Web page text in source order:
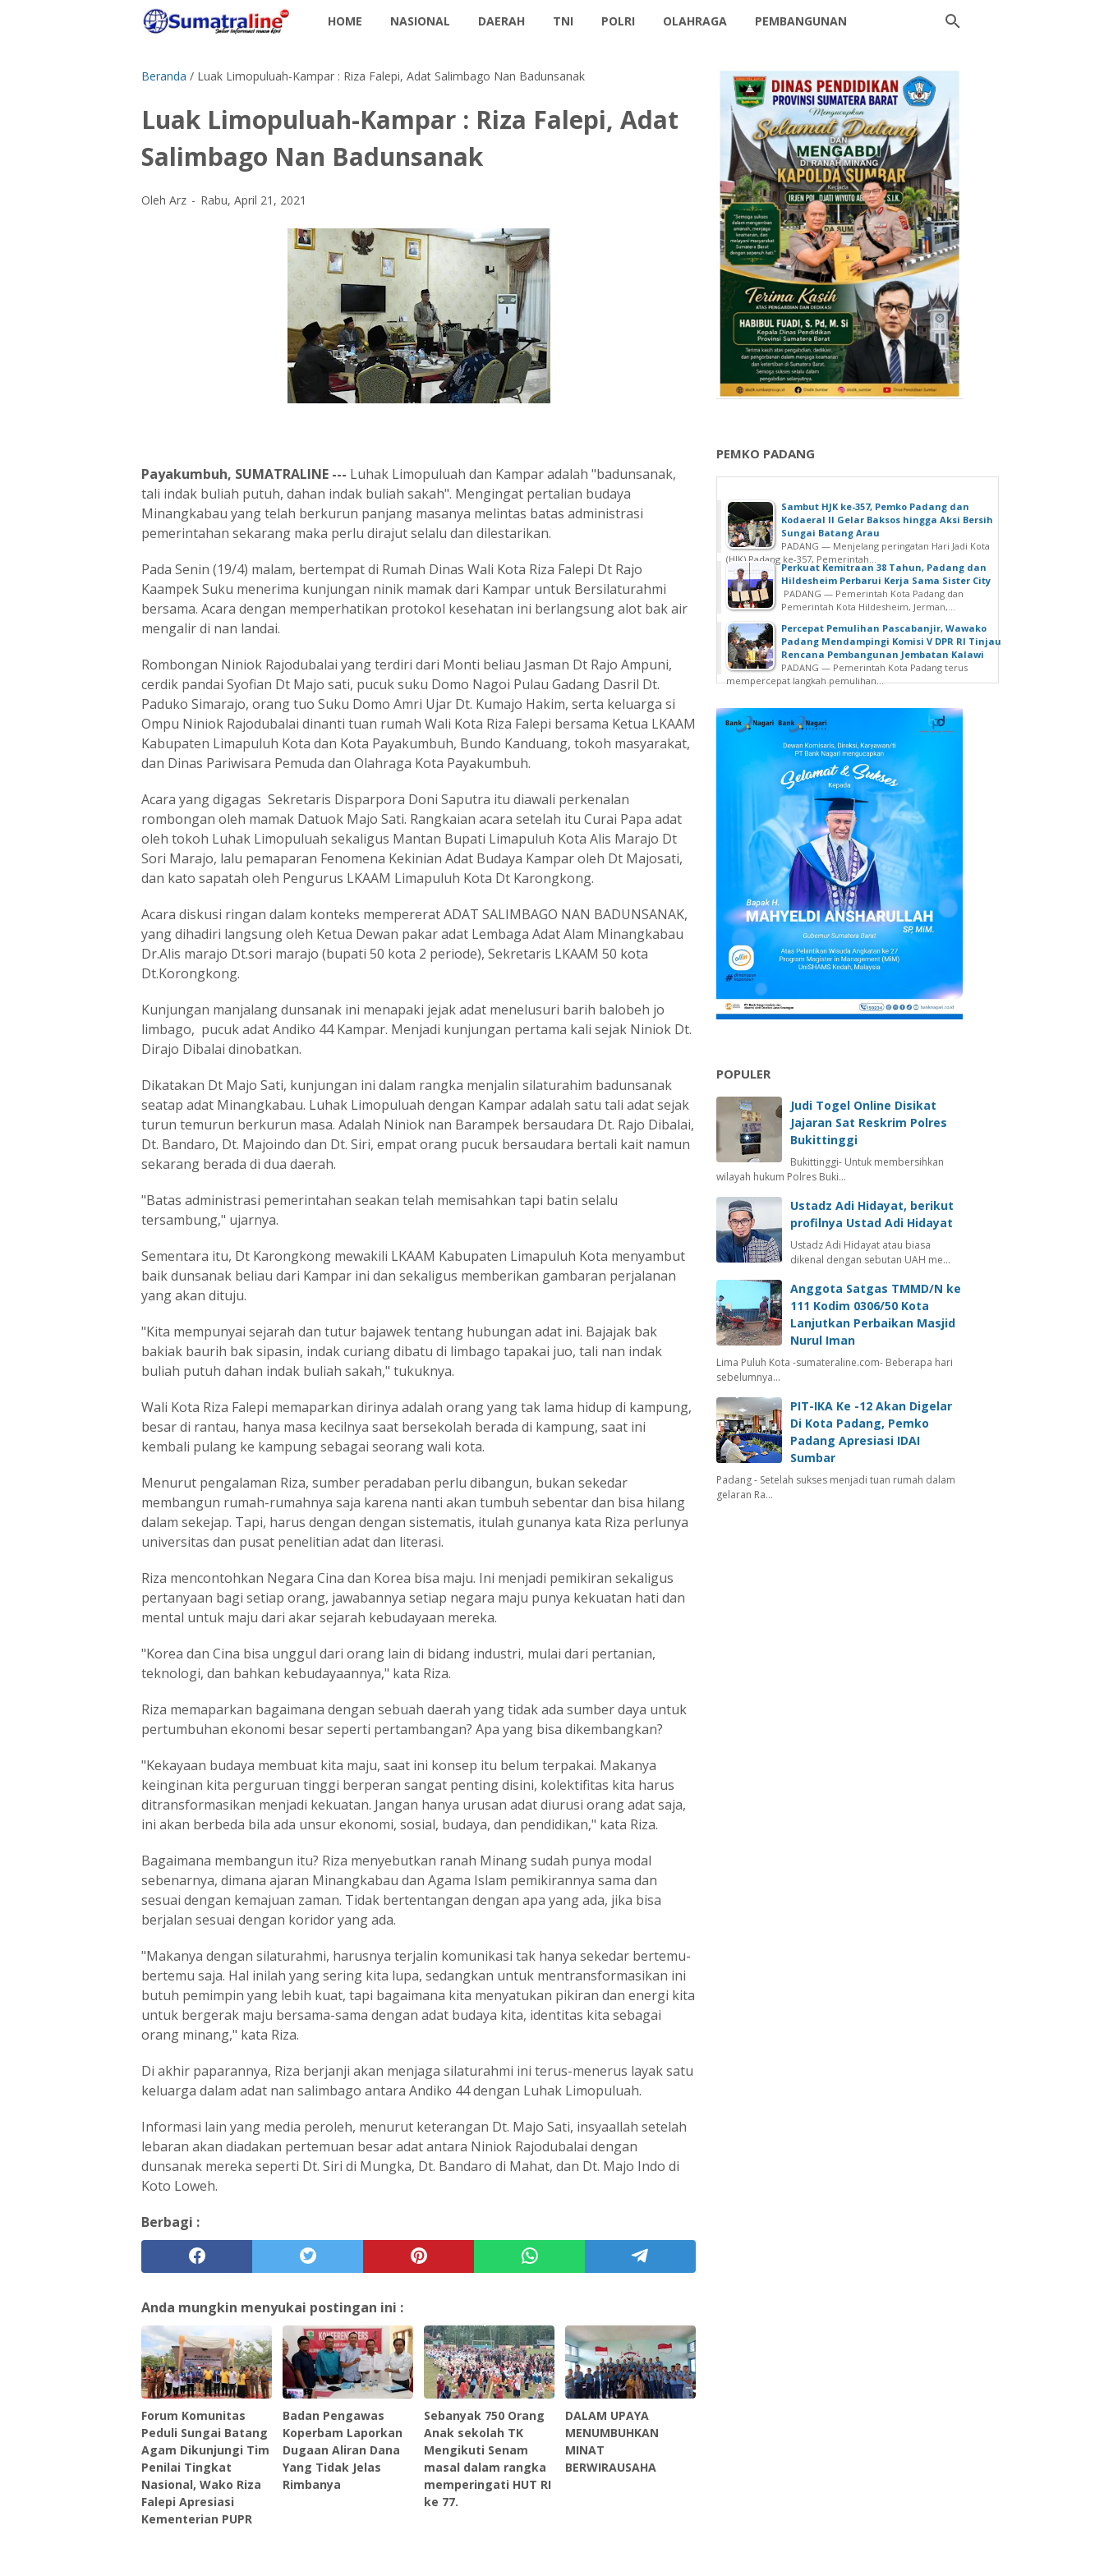
HOME NASIONAL DAERAH TNI POLRI OLAHRAGA PEMBANGUNAN
Beranda / Luak Limopuluah-Kampar : Riza Falepi, Adat Salimbago Nan Badunsanak
Luak Limopuluah-Kampar : Riza Falepi, Adat
Salimbago Nan Badunsanak
Oleh Arz Rabu, April 21, 2021
Payakumbuh, SUMATRALINE --- Luhak Limopuluah dan Kampar adalah "badunsanak,
tali indak buliah putuh, dahan indak buliah sakah". Mengingat pertalian budaya
Minangkabau yang telah berkurun panjang masanya melintas batas administrasi
pemerintahan sekarang maka perlu dirajut selalu dan dilestarikan.
Pada Senin (19/4) malam, bertempat di Rumah Dinas Wali Kota Riza Falepi Dt Rajo
Kaampek Suku menerima kunjungan ninik mamak dari Kampar untuk Bersilaturahmi
bersama. Acara dengan memperhatikan protokol kesehatan ini berlangsung alot bak air
mengalir di nan landai.
Rombongan Niniok Rajodubalai yang terdiri dari Monti beliau Jasman Dt Rajo Ampuni,
cerdik pandai Syofian Dt Majo sati, pucuk suku Domo Nagoi Pulau Gadang Dasril Dt.
Paduko Simarajo, orang tuo Suku Domo Amri Ujar Dt. Kumajo Hakim, serta keluarga si
Ompu Niniok Rajodubalai dinanti tuan rumah Wali Kota Riza Falepi bersama Ketua LKAAM
Kabupaten Limapuluh Kota dan Kota Payakumbuh, Bundo Kanduang, tokoh masyarakat,
dan Dinas Pariwisara Pemuda dan Olahraga Kota Payakumbuh.
Acara yang digagas Sekretaris Disparpora Doni Saputra itu diawali perkenalan
rombongan oleh mamak Datuok Majo Sati. Rangkaian acara setelah itu Curai Papa adat
oleh tokoh Luhak Limopuluah sekaligus Mantan Bupati Limapuluh Kota Alis Marajo Dt
Sori Marajo, lalu pemaparan Fenomena Kekinian Adat Budaya Kampar oleh Dt Majosati,
dan kato sapatah oleh Pengurus LKAAM Limapuluh Kota Dt Karongkong.
Acara diskusi ringan dalam konteks mempererat ADAT SALIMBAGO NAN BADUNSANAK,
yang dihadiri langsung oleh Ketua Dewan pakar adat Lembaga Adat Alam Minangkabau
Dr.Alis marajo Dt.sori marajo (bupati 50 kota 2 periode), Sekretaris LKAAM 50 kota
Dt.Korongkong.
Kunjungan manjalang dunsanak ini menapaki jejak adat menelusuri barih balobeh jo
limbago, pucuk adat Andiko 44 Kampar. Menjadi kunjungan pertama kali sejak Niniok Dt.
Dirajo Dibalai dinobatkan.
Dikatakan Dt Majo Sati, kunjungan ini dalam rangka menjalin silaturahim badunsanak
seatap adat Minangkabau. Luhak Limopuluah dengan Kampar adalah satu tali adat sejak
turun temurun berkurun masa. Adalah Niniok nan Barampek bersaudara Dt. Rajo Dibalai,
Dt. Bandaro, Dt. Majoindo dan Dt. Siri, empat orang pucuk bersaudara bertali kait namun
sekarang berada di dua daerah.
"Batas administrasi pemerintahan seakan telah memisahkan tapi batin selalu
tersambung," ujarnya.
Sementara itu, Dt Karongkong mewakili LKAAM Kabupaten Limapuluh Kota menyambut
baik dunsanak beliau dari Kampar ini dan sekaligus memberikan gambaran perjalanan
yang akan dituju.
"Kita mempunyai sejarah dan tutur bajawek tentang hubungan adat ini. Bajajak bak
bakiak baurih bak sipasin, indak curiang dibatu di limbago tapakai juo, tali nan indak
buliah putuh dahan indak buliah sakah," tukuknya.
Wali Kota Riza Falepi memaparkan dirinya adalah orang yang tak lama hidup di kampung,
besar di rantau, hanya masa kecilnya saat bersekolah berada di kampung, saat ini
kembali pulang ke kampung sebagai seorang wali kota.
Menurut pengalaman Riza, sumber peradaban perlu dibangun, bukan sekedar
membangun rumah-rumahnya saja karena nanti akan tumbuh sebentar dan bisa hilang
dalam sekejap. Tapi, harus dengan dengan sistematis, itulah gunanya kata Riza perlunya
universitas dan pusat penelitian adat dan literasi.
Riza mencontohkan Negara Cina dan Korea bisa maju. Ini menjadi pemikiran sekaligus
pertanyaan bagi setiap orang, jawabannya setiap negara maju punya kekuatan hati dan
mental untuk maju dari akar sejarah kebudayaan mereka.
"Korea dan Cina bisa unggul dari orang lain di bidang industri, mulai dari pertanian,
teknologi, dan bahkan kebudayaannya," kata Riza.
Riza memaparkan bagaimana dengan sebuah daerah yang tidak ada sumber daya untuk
pertumbuhan ekonomi besar seperti pertambangan? Apa yang bisa dikembangkan?
"Kekayaan budaya membuat kita maju, saat ini konsep itu belum terpakai. Makanya
keinginan kita perguruan tinggi berperan sangat penting disini, kolektifitas kita harus
ditransformasikan menjadi kekuatan. Jangan hanya urusan adat diurusi orang adat saja,
ini akan berbeda bila ada unsur ekonomi, sosial, budaya, dan pendidikan," kata Riza.
Bagaimana membangun itu? Riza menyebutkan ranah Minang sudah punya modal
sebenarnya, dimana ajaran Minangkabau dan Agama Islam pemikirannya sama dan
sesuai dengan kemajuan zaman. Tidak bertentangan dengan apa yang ada, jika bisa
berjalan sesuai dengan koridor yang ada.
"Makanya dengan silaturahmi, harusnya terjalin komunikasi tak hanya sekedar bertemu-
bertemu saja. Hal inilah yang sering kita lupa, sedangkan untuk mentransformasikan ini
butuh pemimpin yang lebih kuat, tapi bagaimana kita menyatukan pikiran dan energi kita
untuk bergerak maju bersama-sama dengan adat budaya kita, identitas kita sebagai
orang minang," kata Riza.
Di akhir paparannya, Riza berjanji akan menjaga silaturahmi ini terus-menerus layak satu
keluarga dalam adat nan salimbago antara Andiko 44 dengan Luhak Limopuluah.
Informasi lain yang media peroleh, menurut keterangan Dt. Majo Sati, insyaallah setelah
lebaran akan diadakan pertemuan besar adat antara Niniok Rajodubalai dengan
dunsanak mereka seperti Dt. Siri di Mungka, Dt. Bandaro di Mahat, dan Dt. Majo Indo di
Koto Loweh.
Berbagi :
Anda mungkin menyukai postingan ini :
Forum Komunitas
Peduli Sungai Batang
Agam Dikunjungi Tim
Penilai Tingkat
Nasional, Wako Riza
Falepi Apresiasi
Kementerian PUPR
Badan Pengawas
Koperbam Laporkan
Dugaan Aliran Dana
Yang Tidak Jelas
Rimbanya
Sebanyak 750 Orang
Anak sekolah TK
Mengikuti Senam
masal dalam rangka
memperingati HUT RI
ke 77.
DALAM UPAYA
MENUMBUHKAN
MINAT
BERWIRAUSAHA
PEMKO PADANG
Sambut HJK ke-357, Pemko Padang dan
Kodaeral II Gelar Baksos hingga Aksi Bersih
Sungai Batang Arau
PADANG — Menjelang peringatan Hari Jadi Kota
(HJK) Padang ke-357, Pemerintah...
Perkuat Kemitraan 38 Tahun, Padang dan
Hildesheim Perbarui Kerja Sama Sister City
PADANG — Pemerintah Kota Padang dan
Pemerintah Kota Hildesheim, Jerman,...
Percepat Pemulihan Pascabanjir, Wawako
Padang Mendampingi Komisi V DPR RI Tinjau
Rencana Pembangunan Jembatan Kalawi
PADANG — Pemerintah Kota Padang terus
mempercepat langkah pemulihan...
POPULER
Judi Togel Online Disikat
Jajaran Sat Reskrim Polres
Bukittinggi
Bukittinggi- Untuk membersihkan
wilayah hukum Polres Buki…
Ustadz Adi Hidayat, berikut
profilnya Ustad Adi Hidayat
Ustadz Adi Hidayat atau biasa
dikenal dengan sebutan UAH me…
Anggota Satgas TMMD/N ke
111 Kodim 0306/50 Kota
Lanjutkan Perbaikan Masjid
Nurul Iman
Lima Puluh Kota -sumateraline.com- Beberapa hari
sebelumnya…
PIT-IKA Ke -12 Akan Digelar
Di Kota Padang, Pemko
Padang Apresiasi IDAI
Sumbar
Padang - Setelah sukses menjadi tuan rumah dalam
gelaran Ra…